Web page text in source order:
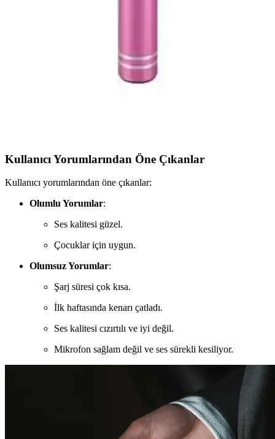
Evervox EVR KRK 02 ve Tatu WS-858
Karşılaştırması: Hangi Karaoke Mikrofonu Daha
Kullanıcı Yorumlarından Öne Çıkanlar
Kullanıcı yorumlarından öne çıkanlar:
Olumlu Yorumlar:
Ses kalitesi güzel.
Çocuklar için uygun.
Olumsuz Yorumlar:
Şarj süresi çok kısa.
İlk haftasında kenarı çatladı.
Ses kalitesi cızırtılı ve iyi değil.
Mikrofon sağlam değil ve ses sürekli kesiliyor.